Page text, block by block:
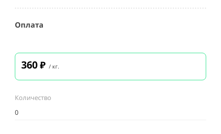
Оплата
360₽ / кг.
Количество